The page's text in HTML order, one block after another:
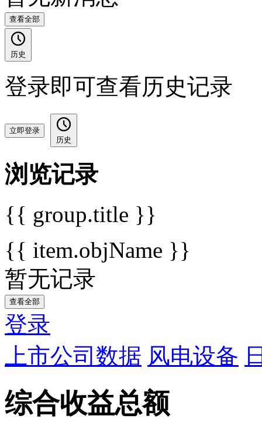
查看全部
历史
登录即可查看历史记录
立即登录
历史
浏览记录
{{ group.title }}
{{ item.objName }}
暂无记录
查看全部
登录
上市公司数据 风电设备
综合收益总额